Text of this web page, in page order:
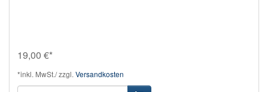
19,00 €*
*inkl. MwSt./ zzgl. Versandkosten